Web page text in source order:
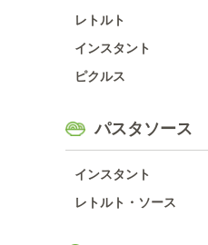
レトルト
インスタント
ピクルス
パスタソース
インスタント
レトルト・ソース